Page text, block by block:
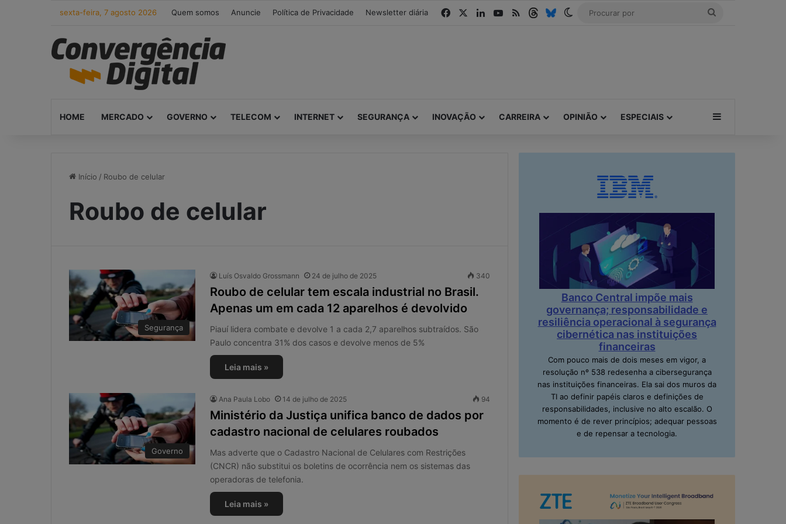
sexta-feira, 7 agosto 2026 Quem somos Anuncie Política de Privacidade Newsletter diária FacebookLinkedinYouTube
RSS ThreadsBlueskySwitch skin
HOME MERCADO GOVERNO TELECOM INTERNET SEGURANÇA INOVAÇÃO CARREIRA OPINIÃO ESPECIAIS
Início / Roubo de celular
Roubo de celular
Segurança
Luís Osvaldo Grossmann 24 de julho de 2025 340
Roubo de celular tem escala industrial no Brasil.
Apenas um em cada 12 aparelhos é devolvido
Piauí lidera combate e devolve 1 a cada 2,7 aparelhos subtraídos. São
Paulo concentra 31% dos casos e devolve menos de 5%
Leia mais »
Governo
Ana Paula Lobo 14 de julho de 2025 94
Ministério da Justiça unifica banco de dados por
cadastro nacional de celulares roubados
Mas adverte que o Cadastro Nacional de Celulares com Restrições
(CNCR) não substitui os boletins de ocorrência nem os sistemas das
operadoras de telefonia.
Leia mais »
Banco Central impõe mais
governança; responsabilidade e
resiliência operacional à segurança
cibernética nas instituições
financeiras
Com pouco mais de dois meses em vigor, a
resolução nº 538 redesenha a cibersegurança
nas instituições financeiras. Ela sai dos muros da
TI ao definir papéis claros e definições de
responsabilidades, inclusive no alto escalão. O
momento é de rever princípios; adequar pessoas
e de repensar a tecnologia.